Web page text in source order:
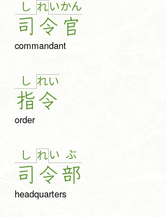
し
司
れい
令
かん
官
commandant
し
指
れい
令
order
し
司
れい
令
ぶ
部
headquarters